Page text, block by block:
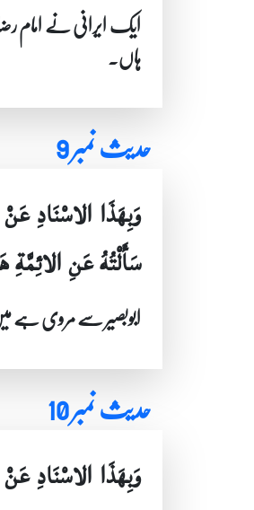
ایک ایرانی نے امام
ہاں۔
حدیث نمبر 9
وَبِهَذَا الاسْنَادِ
سَأَلْتُهُ عَنِ
ابوبصیر سے مروی ہے
حدیث نمبر 10
وَبِهَذَا الاسْنَادِ